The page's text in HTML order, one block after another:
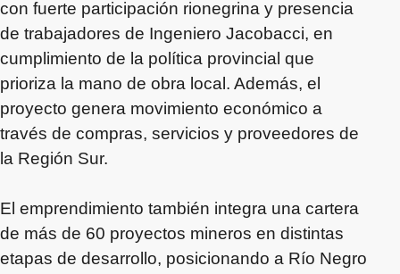
con fuerte participación rionegrina y presencia
de trabajadores de Ingeniero Jacobacci, en
cumplimiento de la política provincial que
prioriza la mano de obra local. Además, el
proyecto genera movimiento económico a
través de compras, servicios y proveedores de
la Región Sur.
El emprendimiento también integra una cartera
de más de 60 proyectos mineros en distintas
etapas de desarrollo, posicionando a Río Negro